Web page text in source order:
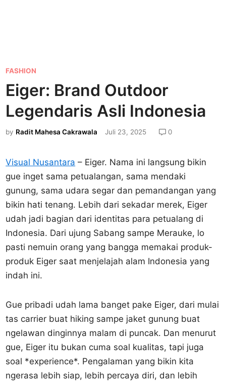
P
o
s
n
FASHION
Eiger: Brand Outdoor
Legendaris Asli Indonesia
by Radit Mahesa Cakrawala Juli 23, 2025 0
Visual Nusantara – Eiger. Nama ini langsung bikin
gue inget sama petualangan, sama mendaki
gunung, sama udara segar dan pemandangan yang
bikin hati tenang. Lebih dari sekadar merek, Eiger
udah jadi bagian dari identitas para petualang di
Indonesia. Dari ujung Sabang sampe Merauke, lo
pasti nemuin orang yang bangga memakai produk-
produk Eiger saat menjelajah alam Indonesia yang
indah ini.
Gue pribadi udah lama banget pake Eiger, dari mulai
tas carrier buat hiking sampe jaket gunung buat
ngelawan dinginnya malam di puncak. Dan menurut
gue, Eiger itu bukan cuma soal kualitas, tapi juga
soal *experience*. Pengalaman yang bikin kita
ngerasa lebih siap, lebih percaya diri, dan lebih